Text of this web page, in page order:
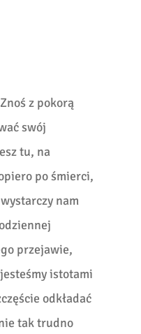
z pokorą
swój
tu, na
po śmierci,
nam
przejawie,
istotami
odkładać
tak trudno